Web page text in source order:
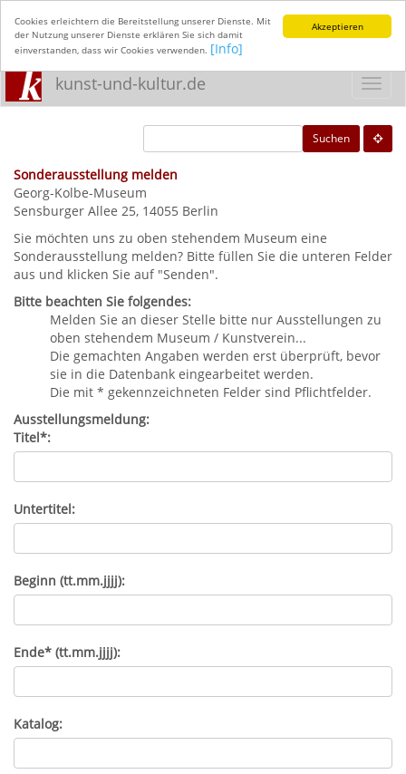
Akzeptieren
Cookies erleichtern die Bereitstellung unserer Dienste. Mit
der Nutzung unserer Dienste erklären Sie sich damit
einverstanden, dass wir Cookies verwenden. [Info]
kunst-und-kultur.de
Suchen
Sonderausstellung melden
Georg-Kolbe-Museum
Sensburger Allee 25, 14055 Berlin
Sie möchten uns zu oben stehendem Museum eine
Sonderausstellung melden? Bitte füllen Sie die unteren Felder
aus und klicken Sie auf "Senden".
Bitte beachten Sie folgendes:
Melden Sie an dieser Stelle bitte nur Ausstellungen zu
oben stehendem Museum / Kunstverein...
Die gemachten Angaben werden erst überprüft, bevor
sie in die Datenbank eingearbeitet werden.
Die mit * gekennzeichneten Felder sind Pflichtfelder.
Ausstellungsmeldung:
Titel*:
Untertitel:
Beginn (tt.mm.jjjj):
Ende* (tt.mm.jjjj):
Katalog: